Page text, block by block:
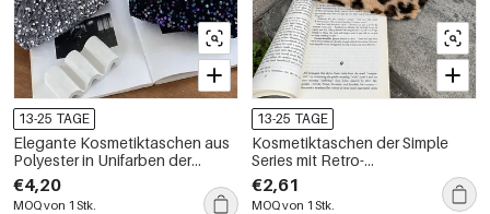
13-25 TAGE
Elegante Kosmetiktaschen aus
Polyester in Unifarben der
Simple Series
€4,20
MOQ von 1 Stk.
13-25 TAGE
Kosmetiktaschen der Simple
Series mit Retro-
Leopardenmuster und
Kunstpelz
€2,61
MOQ von 1 Stk.